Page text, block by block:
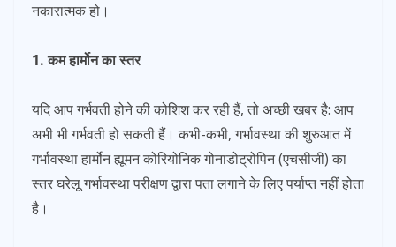
नकारात्मक हो।
1. कम हार्मोन का स्तर
यदि आप गर्भवती होने की कोशिश कर रही हैं, तो अच्छी खबर है: आप
अभी भी गर्भवती हो सकती हैं। कभी-कभी, गर्भावस्था की शुरुआत में
गर्भावस्था हार्मोन ह्यूमन कोरियोनिक गोनाडोट्रोपिन (एचसीजी) का
स्तर घरेलू गर्भावस्था परीक्षण द्वारा पता लगाने के लिए पर्याप्त नहीं होता
है।